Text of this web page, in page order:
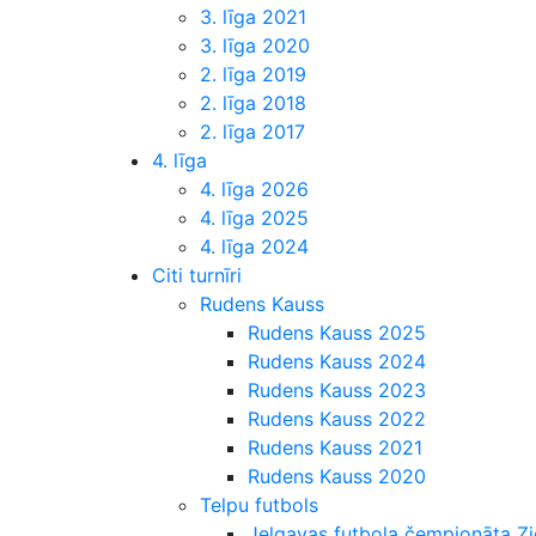
3. līga 2021
3. līga 2020
2. līga 2019
2. līga 2018
2. līga 2017
4. līga
4. līga 2026
4. līga 2025
4. līga 2024
Citi turnīri
Rudens Kauss
Rudens Kauss 2025
Rudens Kauss 2024
Rudens Kauss 2023
Rudens Kauss 2022
Rudens Kauss 2021
Rudens Kauss 2020
Telpu futbols